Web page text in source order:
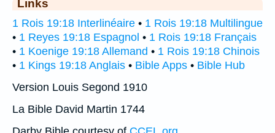
Links
1 Rois 19:18 Interlinéaire • 1 Rois 19:18 Multilingue
• 1 Reyes 19:18 Espagnol • 1 Rois 19:18 Français
• 1 Koenige 19:18 Allemand • 1 Rois 19:18 Chinois
• 1 Kings 19:18 Anglais • Bible Apps • Bible Hub
Version Louis Segond 1910
La Bible David Martin 1744